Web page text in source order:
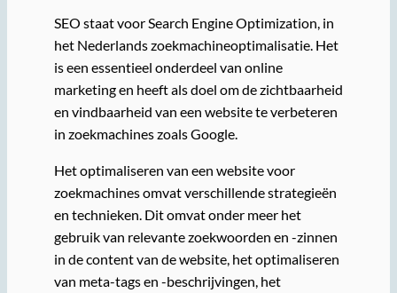
SEO staat voor Search Engine Optimization, in
het Nederlands zoekmachineoptimalisatie. Het
is een essentieel onderdeel van online
marketing en heeft als doel om de zichtbaarheid
en vindbaarheid van een website te verbeteren
in zoekmachines zoals Google.
Het optimaliseren van een website voor
zoekmachines omvat verschillende strategieën
en technieken. Dit omvat onder meer het
gebruik van relevante zoekwoorden en -zinnen
in de content van de website, het optimaliseren
van meta-tags en -beschrijvingen, het